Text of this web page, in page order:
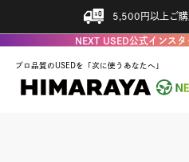
5,500円以上ご購
NEXT USED公式インスタ
プロ品質のUSEDを「次に使うあなたへ」